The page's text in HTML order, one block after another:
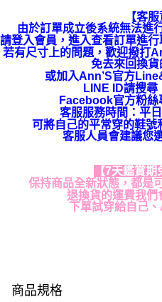
【客服
由於訂單成立後系統無法進
請登入會員，進入查看訂單進
若有尺寸上的問題，歡迎撥打
免去來回換
或加入Ann’S官方
LINE ID請搜尋
Facebook官方粉
客服服務時間：平
可將自己的平常穿的鞋
客服人員會建議您
【7天鑑賞期
保持商品全新狀態，都是
退換貨的運費我們
下單試穿給自己
商品規格